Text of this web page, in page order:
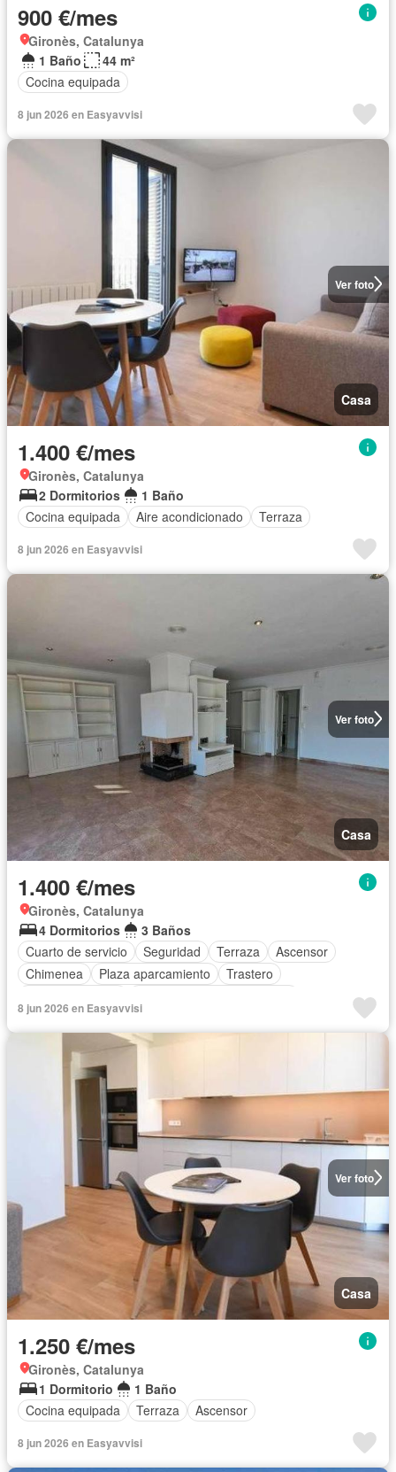
900 €/mes
Gironès, Catalunya
1 Baño
44 m²
Cocina equipada
8 jun 2026 en Easyavvisi
Ver foto
Casa
1.400 €/mes
Gironès, Catalunya
2 Dormitorios
1 Baño
Cocina equipada
Aire acondicionado Terraza
8 jun 2026 en Easyavvisi
Ver foto
Casa
1.400 €/mes
Gironès, Catalunya
4 Dormitorios
3 Baños
Cuarto de servicio
Seguridad Terraza
Ascensor
Chimenea
Plaza aparcamiento
Trastero
8 jun 2026 en Easyavvisi
Ver foto
Casa
1.250 €/mes
Gironès, Catalunya
1 Dormitorio
1 Baño
Cocina equipada
Terraza Ascensor
8 jun 2026 en Easyavvisi